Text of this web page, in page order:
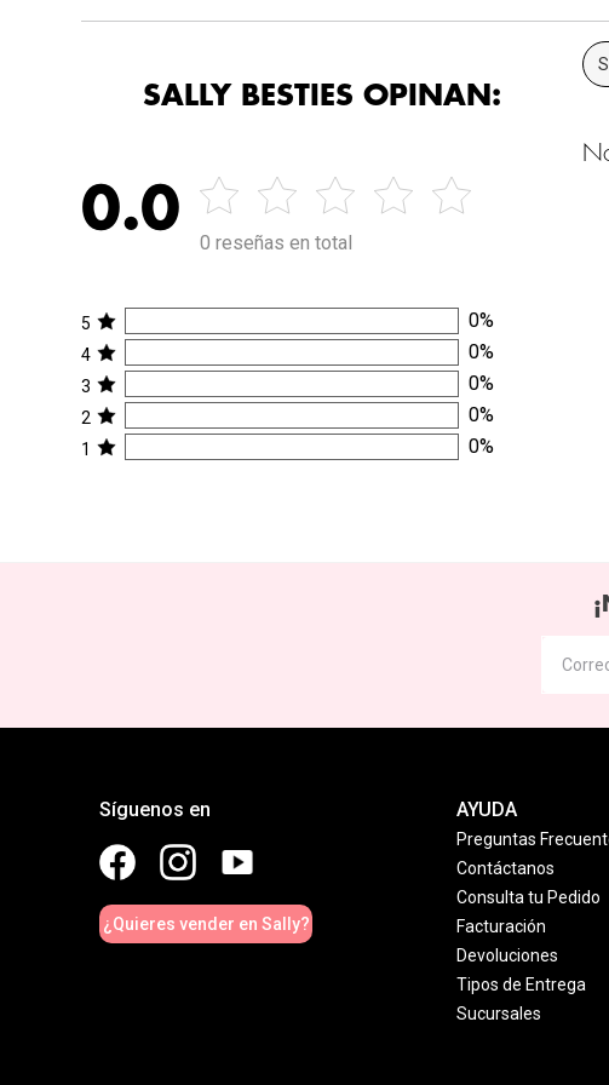
SALLY BESTIES OPINAN:
0.0
0 reseñas en total
5 0%
4 0%
3 0%
2 0%
1 0%
Síguenos en
¿Quieres vender en Sally?
AYUDA
Preguntas
Contáctanos
Consulta tu Pedido
Facturación
Devoluciones
Tipos de Entrega
Sucursales